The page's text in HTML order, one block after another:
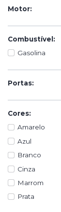
Motor:
Combustível:
Gasolina
Portas:
Cores:
Amarelo
Azul
Branco
Cinza
Marrom
Prata